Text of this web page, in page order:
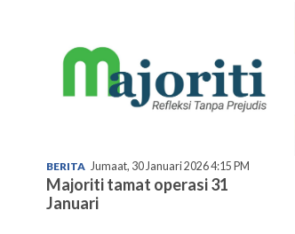
BERITA Jumaat, 30 Januari 2026 4:15 PM
Majoriti tamat operasi 31
Januari